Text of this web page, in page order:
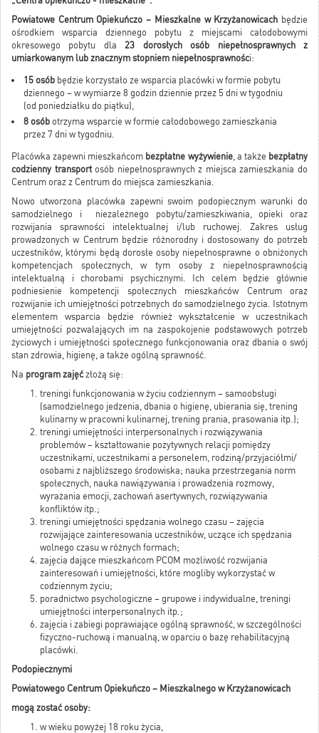
Powiatowe Centrum Opiekuńczo – Mieszkalne w Krzyżanowicach będzie
ośrodkiem wsparcia dziennego pobytu z miejscami całodobowymi
okresowego pobytu dla 23 dorosłych osób niepełnosprawnych z
umiarkowanym lub znacznym stopniem niepełnosprawności:
15 osób będzie korzystało ze wsparcia placówki w formie pobytu
dziennego – w wymiarze 8 godzin dziennie przez 5 dni w tygodniu
(od poniedziałku do piątku),
8 osób otrzyma wsparcie w formie całodobowego zamieszkania
przez 7 dni w tygodniu.
Placówka zapewni mieszkańcom bezpłatne wyżywienie, a także bezpłatny
codzienny transportosób niepełnosprawnych z miejsca zamieszkania do
Centrum oraz z Centrum do miejsca zamieszkania.
Nowo utworzona placówka zapewni swoim podopiecznym warunki do
samodzielnego i niezależnego pobytu/zamieszkiwania, opieki oraz
rozwijania sprawności intelektualnej i/lub ruchowej. Zakres usług
prowadzonych w Centrum będzie różnorodny i dostosowany do potrzeb
uczestników, którymi będą dorosłe osoby niepełnosprawne o obniżonych
kompetencjach społecznych, w tym osoby z niepełnosprawnością
intelektualną i chorobami psychicznymi. Ich celem będzie głównie
podniesienie kompetencji społecznych mieszkańców Centrum oraz
rozwijanie ich umiejętności potrzebnych do samodzielnego życia. Istotnym
elementem wsparcia będzie również wykształcenie w uczestnikach
umiejętności pozwalających im na zaspokojenie podstawowych potrzeb
życiowych i umiejętności społecznego funkcjonowania oraz dbania o swój
stan zdrowia, higienę, a także ogólną sprawność.
Na program zajęćzłożą się:
treningi funkcjonowania w życiu codziennym – samoobsługi
(samodzielnego jedzenia, dbania o higienę, ubierania się, trening
kulinarny w pracowni kulinarnej, trening prania, prasowania itp.);
treningi umiejętności interpersonalnych i rozwiązywania
problemów – kształtowanie pozytywnych relacji pomiędzy
uczestnikami, uczestnikami a personelem, rodziną/przyjaciółmi/
osobami z najbliższego środowiska; nauka przestrzegania norm
społecznych, nauka nawiązywania i prowadzenia rozmowy,
wyrażania emocji, zachowań asertywnych, rozwiązywania
konfliktów itp.;
treningi umiejętności spędzania wolnego czasu – zajęcia
rozwijające zainteresowania uczestników, uczące ich spędzania
wolnego czasu w różnych formach;
zajęcia dające mieszkańcom PCOM możliwość rozwijania
zainteresowań i umiejętności, które mogliby wykorzystać w
codziennym życiu;
poradnictwo psychologiczne – grupowe i indywidualne, treningi
umiejętności interpersonalnych itp.;
zajęcia i zabiegi poprawiające ogólną sprawność, w szczególności
fizyczno-ruchową i manualną, w oparciu o bazę rehabilitacyjną
placówki.
Podopiecznymi
Powiatowego Centrum Opiekuńczo – Mieszkalnego w Krzyżanowicach
mogą zostać osoby:
w wieku powyżej 18 roku życia,